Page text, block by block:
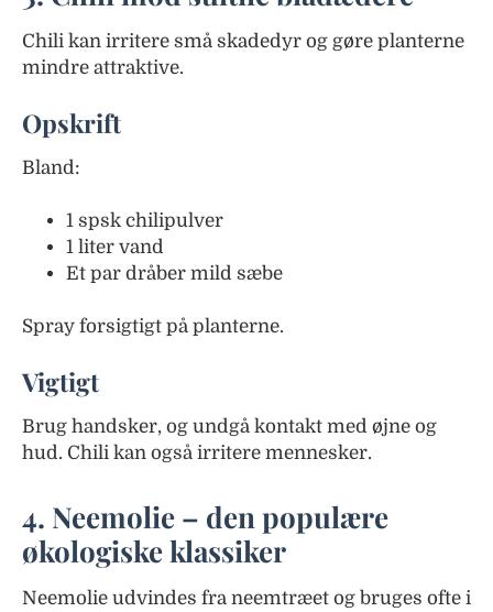
Chili kan irritere små skadedyr og gøre planterne
mindre attraktive.
Opskrift
Bland:
1 spsk chilipulver
1 liter vand
Et par dråber mild sæbe
Spray forsigtigt på planterne.
Vigtigt
Brug handsker, og undgå kontakt med øjne og
hud. Chili kan også irritere mennesker.
4. Neemolie – den populære
økologiske klassiker
Neemolie udvindes fra neemtræet og bruges ofte i